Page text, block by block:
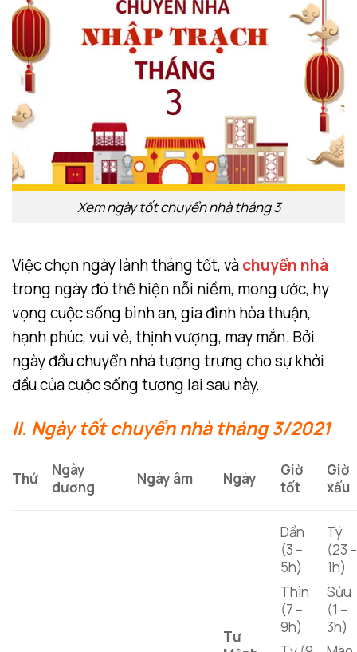
Xem ngày tốt chuyển nhà tháng 3
Việc chọn ngày lành tháng tốt, vàchuyển nhà
trong ngày đó thể hiện nỗi niềm, mong ước, hy
vọng cuộc sống bình an, gia đình hòa thuận,
hạnh phúc, vui vẻ, thịnh vượng, may mắn. Bởi
ngày đầu chuyển nhà tượng trưng cho sự khởi
đầu của cuộc sống tương lai sau này.
II. Ngày tốt chuyển nhà tháng 3/2021
Thứ
Ngày
dương
Ngày âm Ngày
Giờ
tốt
Giờ
xấu
Tư
Dần
(3 –
5h)
Thìn
(7 –
9h)
Tý
(23 –
1h)
Sửu
(1 –
3h)